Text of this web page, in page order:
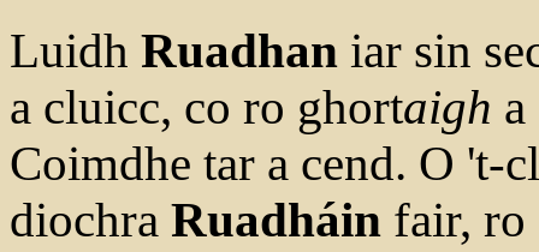
Luidh Ruadhan iar sin
a cluicc, co ro ghortaigh
Coimdhe tar a cend. O 't-
diochra Ruadháin fair, ro